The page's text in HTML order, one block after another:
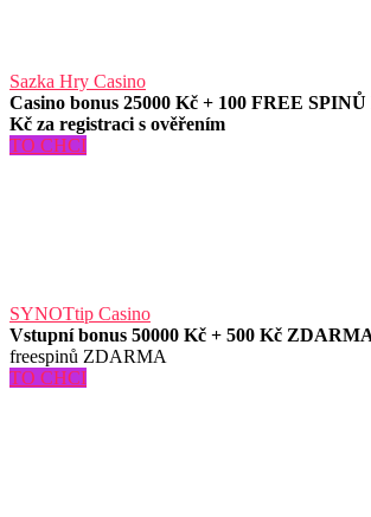
Sazka Hry Casino
Casino bonus 25000 Kč + 100 FREE
Kč za registraci s ověřením
TO CHCI
SYNOTtip Casino
Vstupní bonus 50000 Kč + 500 Kč
freespinů ZDARMA
TO CHCI